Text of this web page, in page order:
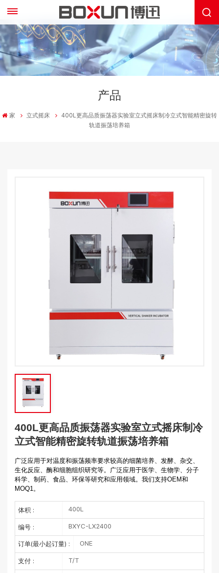
产品
家 立式摇床
400L更高品质振荡器实验室立式摇床制冷立式智能精密旋转
轨道振荡培养箱
400L更高品质振荡器实验室立式摇床制冷
立式智能精密旋转轨道振荡培养箱
广泛应用于对温度和振荡频率要求较高的细菌培养、发酵、杂交、
生化反应、酶和细胞组织研究等。广泛应用于医学、生物学、分子
科学、制药、食品、环保等研究和应用领域。我们支持OEM和
MOQ1。
体积 : 400L
编号 : BXYC-LX2400
订单(最小起订量) : ONE
支付 : T/T